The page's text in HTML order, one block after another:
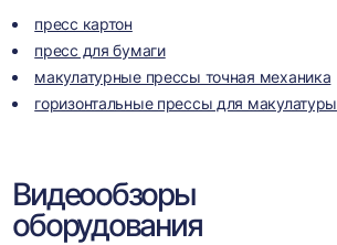
пресс картон
пресс для бумаги
макулатурные прессы точная механика
горизонтальные прессы для макулатуры
Видеообзоры
оборудования